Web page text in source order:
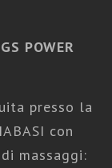
POWER
presso la
con
massaggi: